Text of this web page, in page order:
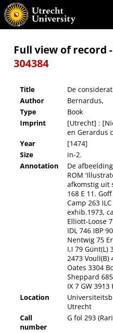
De consideratione.
Full view of record
304384
Title De
Author
Bernardus,
Type
Book
Imprint
[Utrecht] :
en Gerardus
Year [1474]
Size
in-2.
Annotation
De
ROM
afkomstig uit
168 E 11.
Camp 263
exhib.1973,
Elliott-Loose
IDL 746 IBP
Nentwig 75
I,I 79 Günt(L)
2473 Voull(B)
Oates 3304
Sheppard
IX 7 GW
Location
Utrecht
Call
number
G fol 293